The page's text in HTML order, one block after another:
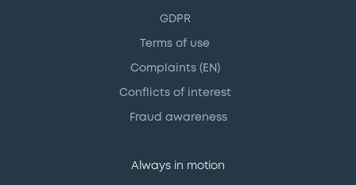
GDPR
Terms of use
Complaints (EN)
Conflicts of interest
Fraud awareness
Always in motion